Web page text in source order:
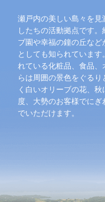
瀬戸内の美しい島々を見
したちの活動拠点です
ブ園や幸福の鐘の丘な
としても知られていま
れている化粧品、食品
らは周囲の景色をぐる
く白いオリーブの花、
度、大勢のお客様でに
でいただけます。